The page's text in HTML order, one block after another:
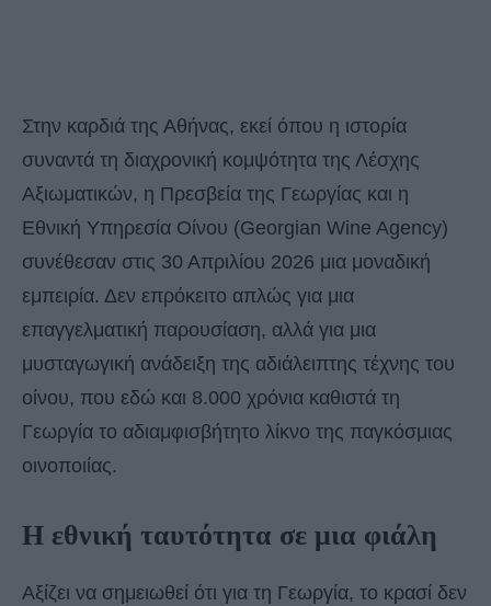
Στην καρδιά της Αθήνας, εκεί όπου η ιστορία
συναντά τη διαχρονική κομψότητα της Λέσχης
Αξιωματικών, η Πρεσβεία της Γεωργίας και η
Εθνική Υπηρεσία Οίνου (Georgian Wine Agency)
συνέθεσαν στις 30 Απριλίου 2026 μια μοναδική
εμπειρία. Δεν επρόκειτο απλώς για μια
επαγγελματική παρουσίαση, αλλά για μια
μυσταγωγική ανάδειξη της αδιάλειπτης τέχνης του
οίνου, που εδώ και 8.000 χρόνια καθιστά τη
Γεωργία το αδιαμφισβήτητο λίκνο της παγκόσμιας
οινοποιίας.
Η εθνική ταυτότητα σε μια φιάλη
Αξίζει να σημειωθεί ότι για τη Γεωργία, το κρασί δεν